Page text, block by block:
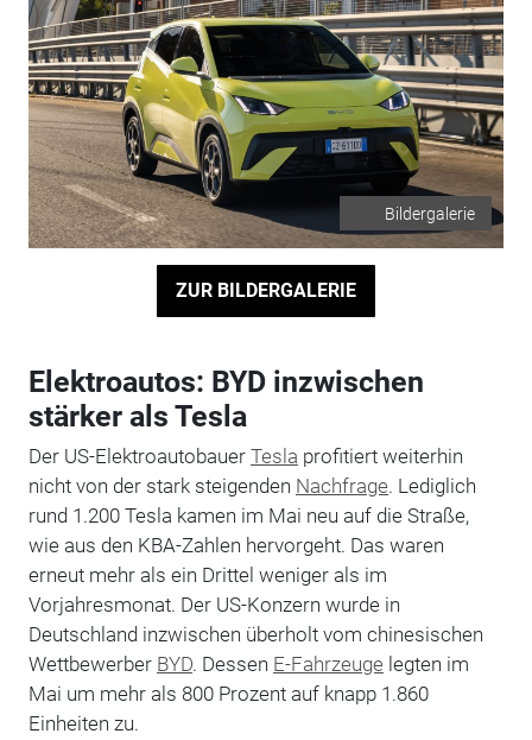
Bildergalerie
ZUR BILDERGALERIE
Elektroautos: BYD inzwischen
stärker als Tesla
Der US-Elektroautobauer Tesla profitiert weiterhin
nicht von der stark steigenden Nachfrage. Lediglich
rund 1.200 Tesla kamen im Mai neu auf die Straße,
wie aus den KBA-Zahlen hervorgeht. Das waren
erneut mehr als ein Drittel weniger als im
Vorjahresmonat. Der US-Konzern wurde in
Deutschland inzwischen überholt vom chinesischen
Wettbewerber BYD. Dessen E-Fahrzeuge legten im
Mai um mehr als 800 Prozent auf knapp 1.860
Einheiten zu.